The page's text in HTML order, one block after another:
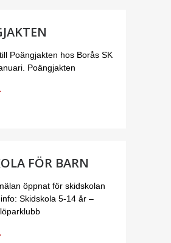
Poängjakten hos Borås SK
Poängjakten
FÖR BARN
öppnat för skidskolan
Skidskola 5-14 år –